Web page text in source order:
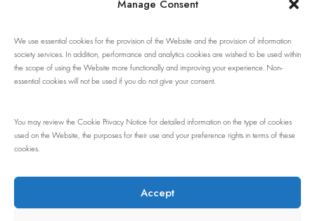
Manage Consent
We use essential cookies for the provision of the Website and the provision of information
society services. In addition, performance and analytics cookies are wished to be used within
the scope of using the Website more functionally and improving your experience. Non-
essential cookies will not be used if you do not give your consent.
You may review the Cookie Privacy Notice for detailed information on the type of cookies
used on the Website, the purposes for their use and your preference rights in terms of these
cookies.
Accept